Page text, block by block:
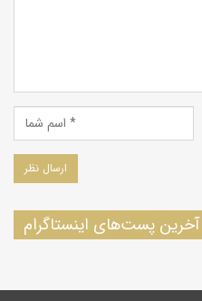
آخرین پست‌های اینستاگرام